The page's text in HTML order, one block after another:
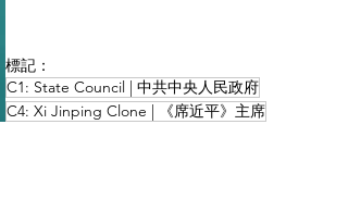
標記：
C1: State Council | 中共中央人民政府
C4: Xi Jinping Clone | 《席近平》主席